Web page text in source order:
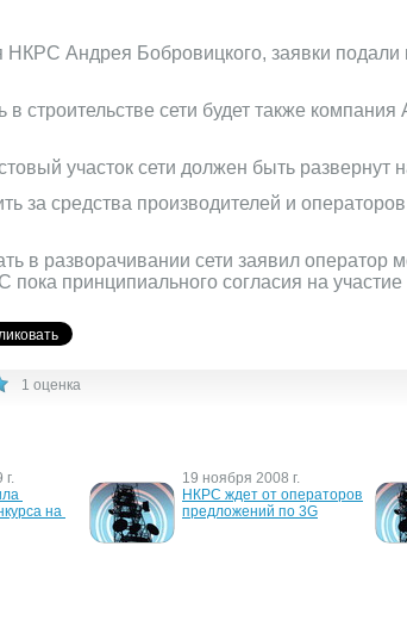
НКРС Андрея Бобровицкого, заявки
строительстве сети будет также
участок сети должен быть развернут
за средства производителей и
в разворачивании сети заявил оператор
пока принципиального согласия на участие
1 оценка
г.
на
19 ноября 2008 г.
НКРС ждет от операторов
предложений по 3G